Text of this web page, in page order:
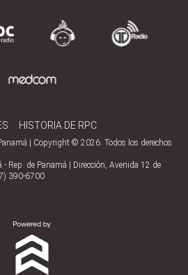
HISTORIA DE RPC
| Copyright © 2026. Todos los derechos
Rep. de Panamá | Dirección, Avenida 12 de
390-6700